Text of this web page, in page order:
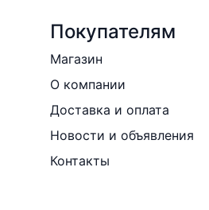
Покупателям
Магазин
О компании
Доставка и оплата
Новости и объявления
Контакты